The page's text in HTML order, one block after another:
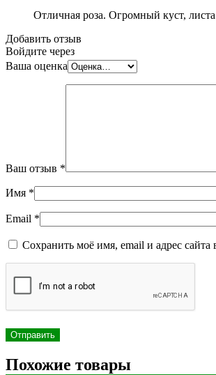
Отличная роза. Огромный куст,
Добавить отзыв
Войдите через
Ваша оценка
Ваш отзыв *
Имя *
Email *
Сохранить моё имя, email и адрес
Похожие товары